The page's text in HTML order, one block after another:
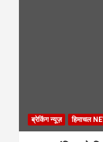
ब्रेकिंग न्यूज़ हिमाचल